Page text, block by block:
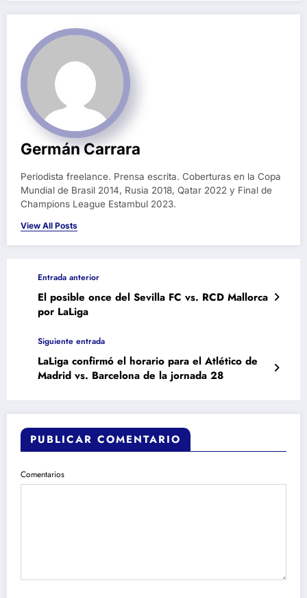
Germán Carrara
Periodista freelance. Prensa escrita. Coberturas en la Copa
Mundial de Brasil 2014, Rusia 2018, Qatar 2022 y Final de
Champions League Estambul 2023.
View All Posts
Entrada anterior
El posible once del Sevilla FC vs. RCD Mallorca
por LaLiga
Siguiente entrada
LaLiga confirmó el horario para el Atlético de
Madrid vs. Barcelona de la jornada 28
PUBLICAR COMENTARIO
Comentarios